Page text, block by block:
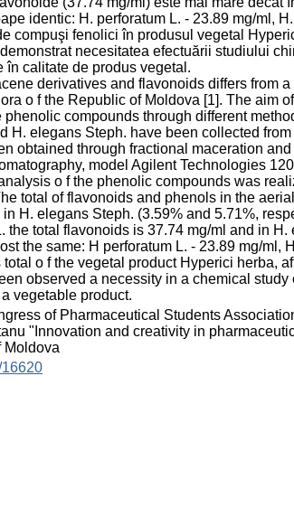
identic: H. perforatum L. - 23.89 mg/ml,
compuşi fenolici în produsul vegetal
necesitatea efectuării studiului
calitate de produs vegetal.
derivatives and flavonoids differs from
o f the Republic of Moldova [1]. The aim
compounds through different
H. elegans Steph. have been collected
obtained through fractional maceration
model Agilent Technologies
o f the phenolic compounds was
total of flavonoids and phenols in the
H. elegans Steph. (3.59% and 5.71%,
the total flavonoids is 37.74 mg/ml and in
the same: H perforatum L. - 23.89 mg/ml,
o f the vegetal product Hyperici herba,
observed a necessity in a chemical study
vegetable product.
of Pharmaceutical Students
"Innovation and creativity in
Moldova